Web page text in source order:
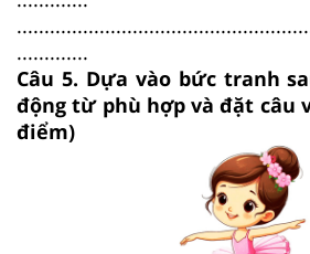
.............
Câu 5. Dựa vào bức tranh
động từ phù hợp và đặt câu
điểm)